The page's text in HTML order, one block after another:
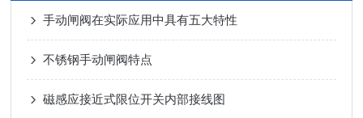
手动闸阀在实际应用中具有五大特性
不锈钢手动闸阀特点
磁感应接近式限位开关内部接线图